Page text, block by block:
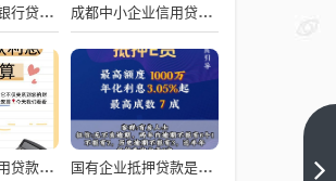
标题，企业找银行贷款难吗？深度剖析与应对策略 成都中小企业信用贷款利率的影响因素与应对策略
银行贷款，信用贷款的主导方式 国有企业抵押贷款是否违法？